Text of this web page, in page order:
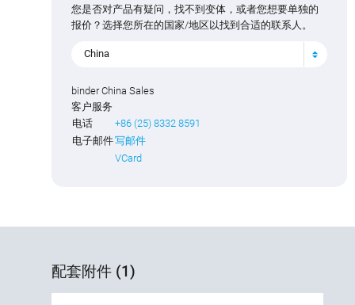
您是否对产品有疑问，找不到变体，或者您想要单独的
报价？选择您所在的国家/地区以找到合适的联系人。
China
binder China Sales
客户服务
电话
+86 (25) 8332 8591
电子邮件写邮件
VCard
配套附件 (1)